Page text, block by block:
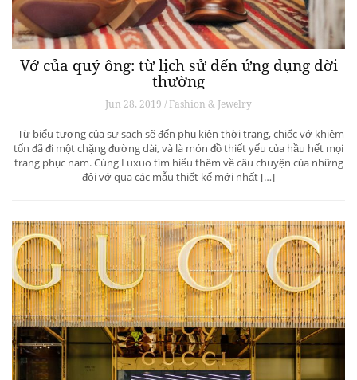
Vớ của quý ông: từ lịch sử đến ứng dụng đời
thường
Jun 28, 2019 / Fashion & Jewelry
Từ biểu tượng của sự sạch sẽ đến phụ kiện thời trang, chiếc vớ khiêm
tốn đã đi một chặng đường dài, và là món đồ thiết yếu của hầu hết mọi
trang phục nam. Cùng Luxuo tìm hiểu thêm về câu chuyện của những
đôi vớ qua các mẫu thiết kế mới nhất […]